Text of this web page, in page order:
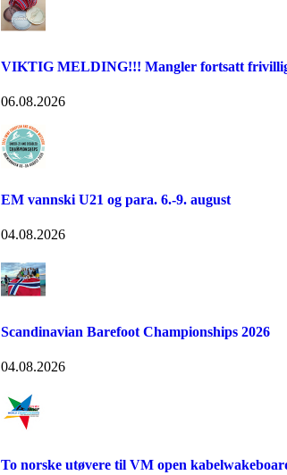
VIKTIG MELDING!!! Mangler fortsatt
06.08.2026
EM vannski U21 og para. 6.-9. august
04.08.2026
Scandinavian Barefoot Championships 2026
04.08.2026
To norske utøvere til VM open